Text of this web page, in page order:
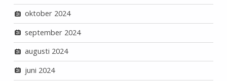
oktober 2024
september 2024
augusti 2024
juni 2024